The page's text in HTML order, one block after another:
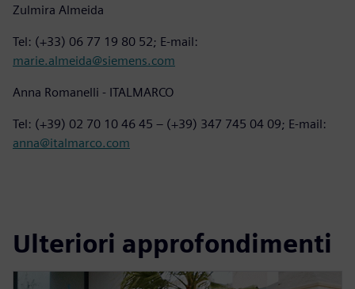
Zulmira Almeida
Tel: (+33) 06 77 19 80 52; E-mail:
marie.almeida@siemens.com
Anna Romanelli - ITALMARCO
Tel: (+39) 02 70 10 46 45 – (+39) 347 745 04 09; E-mail:
anna@italmarco.com
Ulteriori approfondimenti